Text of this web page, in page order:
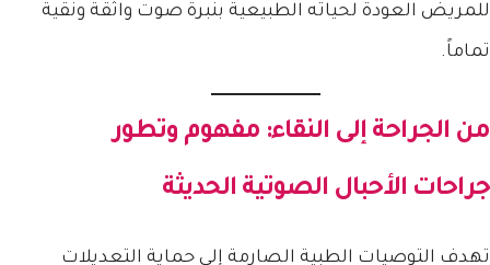
للمريض العودة لحياته الطبيعية بنبرة صوت واثقة ونقية
تماماً.
من الجراحة إلى النقاء: مفهوم وتطور
جراحات الأحبال الصوتية الحديثة
تهدف التوصيات الطبية الصارمة إلى حماية التعديلات